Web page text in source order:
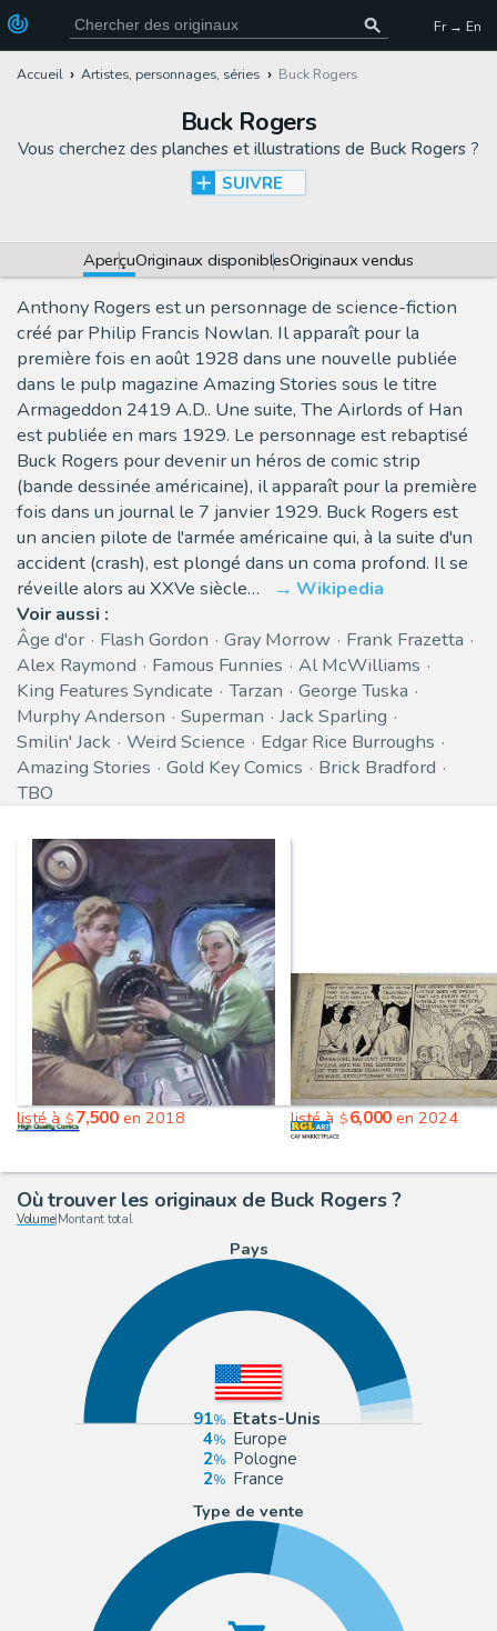
Fr → En
Accueil Artistes, personnages, séries Buck Rogers
Buck Rogers
Vous cherchez des planches et illustrations de Buck Rogers ?
SUIVRE
AperçuOriginaux disponiblesOriginaux vendus
Anthony Rogers est un personnage de science-fiction
créé par Philip Francis Nowlan. Il apparaît pour la
première fois en août 1928 dans une nouvelle publiée
dans le pulp magazine Amazing Stories sous le titre
Armageddon 2419 A.D.. Une suite, The Airlords of Han
est publiée en mars 1929. Le personnage est rebaptisé
Buck Rogers pour devenir un héros de comic strip
(bande dessinée américaine), il apparaît pour la première
fois dans un journal le 7 janvier 1929. Buck Rogers est
un ancien pilote de l'armée américaine qui, à la suite d'un
accident (crash), est plongé dans un coma profond. Il se
réveille alors au XXVe siècle…
Wikipedia
Voir aussi :
Âge d'or
Flash Gordon Gray Morrow
Frank Frazetta
Alex Raymond
Famous Funnies
Al McWilliams
King Features Syndicate
Tarzan
George Tuska
Murphy Anderson
Superman
Jack Sparling
Smilin' Jack
Weird Science
Edgar Rice Burroughs
Amazing Stories
Gold Key Comics
Brick Bradford
TBO
listé à $7,500en 2018 listé à $6,000 en 2024
Où trouver les originaux de Buck Rogers ?
Volume| Montant total
Pays
91
Etats-Unis
4
Europe
2
Pologne
2
France
Type de vente